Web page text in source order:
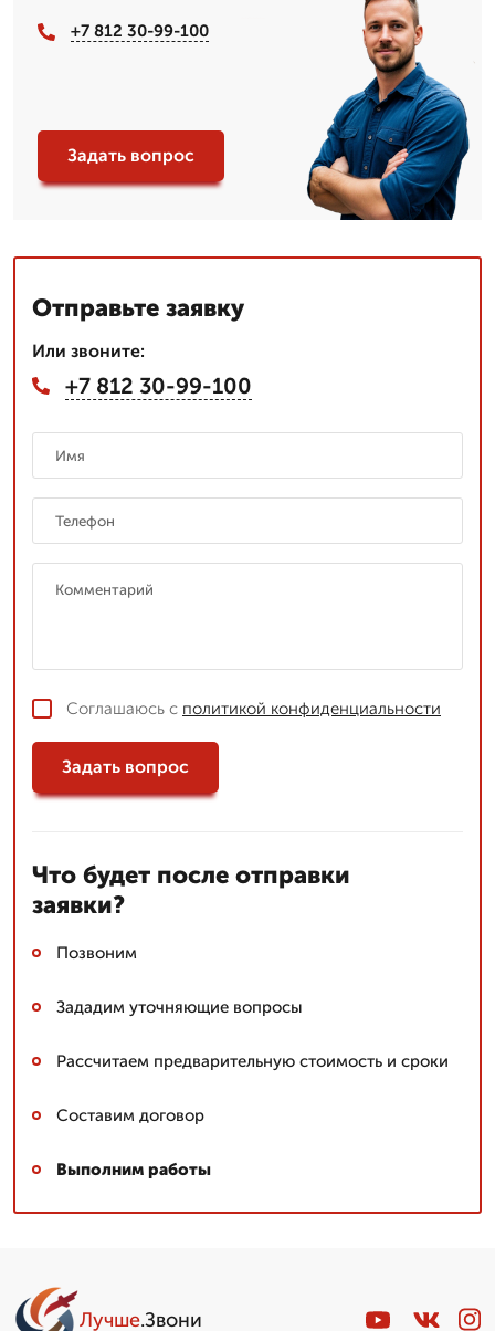
+7 812 30-99-100
Задать вопрос
Отправьте заявку
Или звоните:
+7 812 30-99-100
Соглашаюсь с политикой конфиденциальности
Задать вопрос
Что будет после отправки
заявки?
Позвоним
Зададим уточняющие вопросы
Рассчитаем предварительную стоимость и сроки
Составим договор
Выполним работы
Лучше.Звони